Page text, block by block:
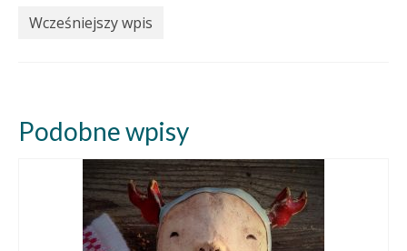
Wcześniejszy wpis
Podobne wpisy